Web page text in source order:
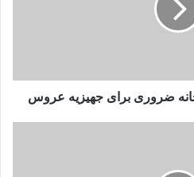
ضروری برای جهیزیه عروس